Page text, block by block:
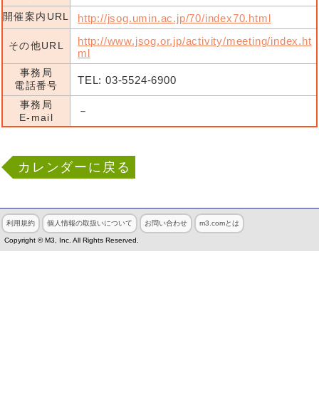
開催案内URL
http://jsog.umin.ac.jp/70/index70.html
その他URL
http://www.jsog.or.jp/activity/meeting/index.ht
ml
事務局
電話番号
TEL: 03-5524-6900
事務局
E-mail
－
カレンダーに戻る
利用規約 個人情報の取扱いについて お問い合わせ m3.comとは
Copyright © M3, Inc. All Rights Reserved.